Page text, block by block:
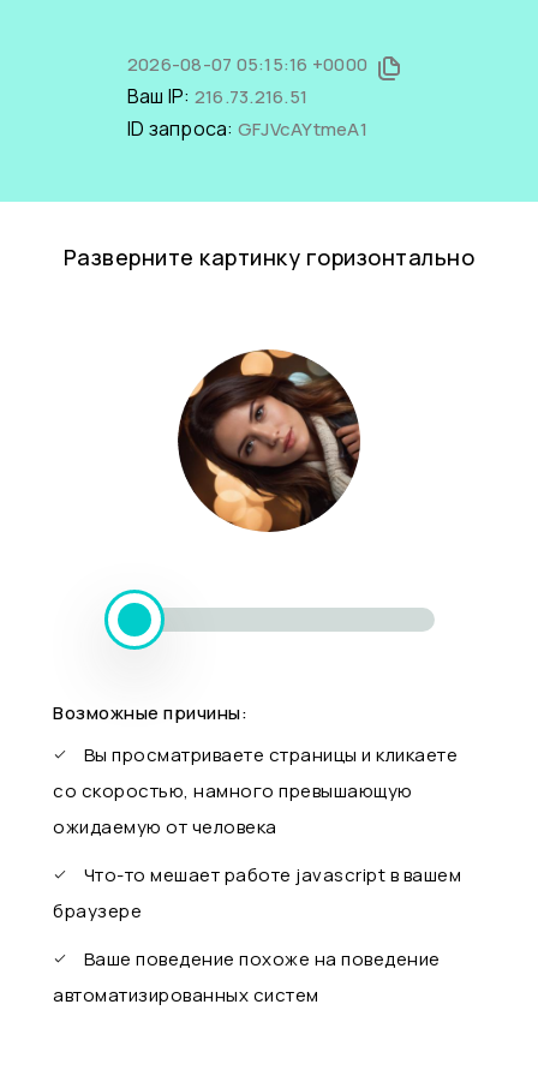
2026-08-07 05:15:16 +0000
Ваш IP: 216.73.216.51
ID запроса: GFJVcAYtmeA1
Разверните картинку горизонтально
Возможные причины:
Вы просматриваете страницы и кликаете
со скоростью, намного превышающую
ожидаемую от человека
Что-то мешает работе javascript в вашем
браузере
Ваше поведение похоже на поведение
автоматизированных систем